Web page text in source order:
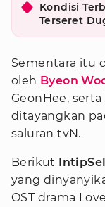
Kondisi
Terseret
Sementara itu
oleh Byeon
GeonHee,
ditayangkan
saluran tvN.
Berikut
yang
OST drama